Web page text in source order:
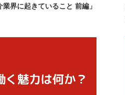
界に起きていること 前編」